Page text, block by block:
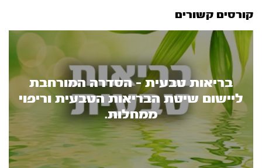
קורסים קשורים
בריאות טבעית - הסדרה המורחבת
ליישום שיטת הבריאות הטבעית וריפוי
ממחלות.